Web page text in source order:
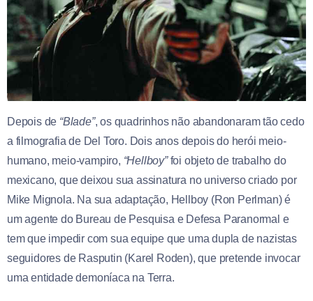
Depois de “Blade”, os quadrinhos não abandonaram tão cedo
a filmografia de Del Toro. Dois anos depois do herói meio-
humano, meio-vampiro, “Hellboy”foi objeto de trabalho do
mexicano, que deixou sua assinatura no universo criado por
Mike Mignola. Na sua adaptação, Hellboy (Ron Perlman) é
um agente do Bureau de Pesquisa e Defesa Paranormal e
tem que impedir com sua equipe que uma dupla de nazistas
seguidores de Rasputin (Karel Roden), que pretende invocar
uma entidade demoníaca na Terra.